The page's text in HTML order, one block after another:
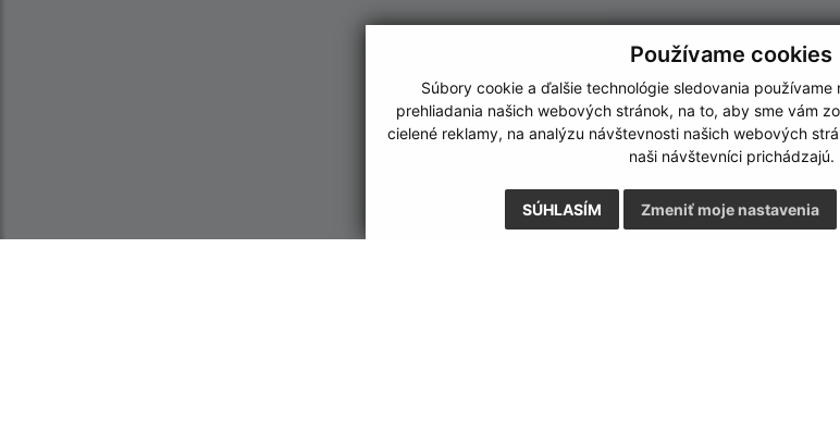
Používame cookies
Súbory cookie a ďalšie technológie sledovania
prehliadania našich webových stránok, na to, aby sme vám
cielené reklamy, na analýzu návštevnosti našich webových
naši návštevníci prichádzajú.
SÚHLASÍM Zmeniť moje nastavenia